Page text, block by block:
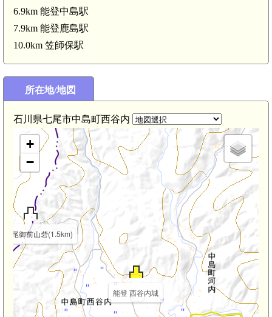
6.9km 能登中島駅
7.9km 能登鹿島駅
10.0km 笠師保駅
所在地/地図
石川県七尾市中島町西谷内
能登 西谷内城
根尾御前山砦(1.5km)
+
−